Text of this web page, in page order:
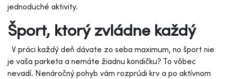
jednoduché aktivity.
Šport, ktorý zvládne každý
V práci každý deň dávate zo seba maximum, no šport nie
je vaša parketa a nemáte žiadnu kondičku? To vôbec
nevadí. Nenáročný pohyb vám rozprúdi krv a po aktívnom